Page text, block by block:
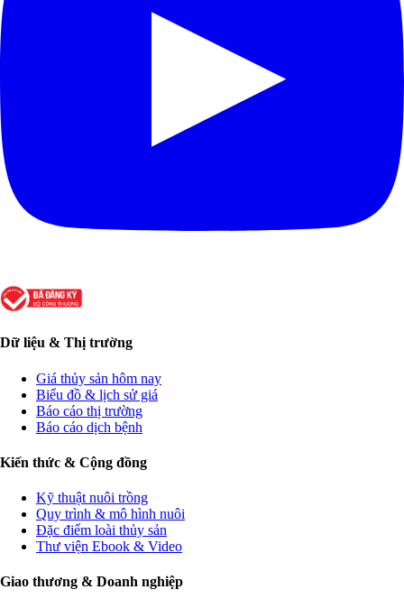
Dữ liệu & Thị trường
Giá thủy sản hôm nay
Biểu đồ & lịch sử giá
Báo cáo thị trường
Báo cáo dịch bệnh
Kiến thức & Cộng đồng
Kỹ thuật nuôi trồng
Quy trình & mô hình nuôi
Đặc điểm loài thủy sản
Thư viện Ebook & Video
Giao thương & Doanh nghiệp